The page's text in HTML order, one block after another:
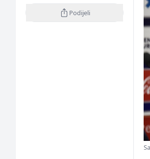
Podijeli